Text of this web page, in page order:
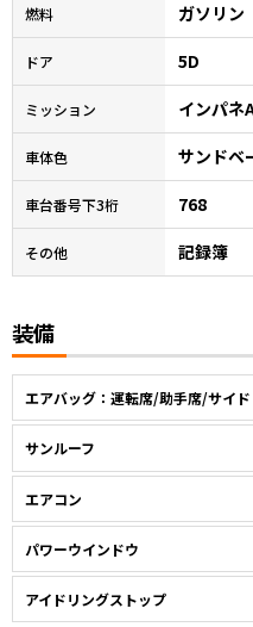
燃料 ガソリン
ドア 5D
ミッション インパネ
車体色 サンドベ
車台番号下3桁 768
その他 記録簿
装備
エアバッグ：運転席/助手席/サイド
サンルーフ
エアコン
パワーウインドウ
アイドリングストップ